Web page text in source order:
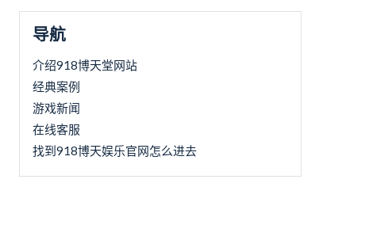
导航
介绍918博天堂网站
经典案例
游戏新闻
在线客服
找到918博天娱乐官网怎么进去